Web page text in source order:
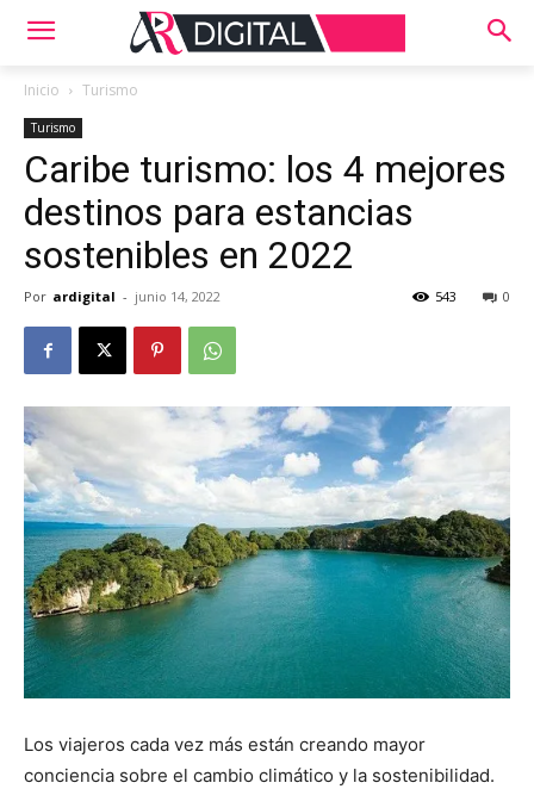
Inicio Turismo
Turismo
Caribe turismo: los 4 mejores
destinos para estancias
sostenibles en 2022
Por ardigital - junio 14, 2022 0
543
Los viajeros cada vez más están creando mayor
conciencia sobre el cambio climático y la sostenibilidad.